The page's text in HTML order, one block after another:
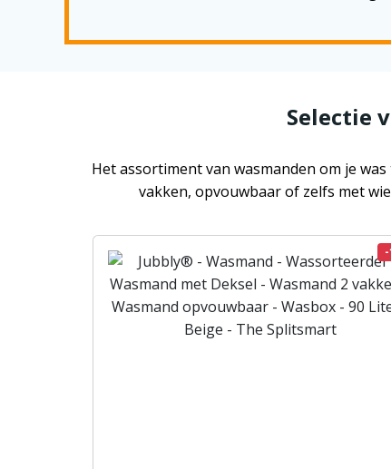
Selectie
Het assortiment van wasmanden om je
vakken, opvouwbaar of zelfs met